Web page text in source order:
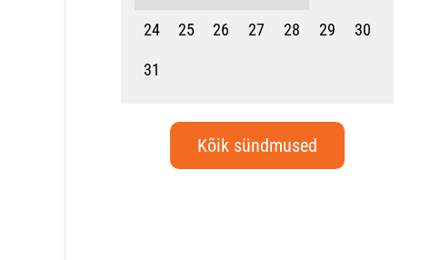
24 25 26 27 28 29 30
31
Kõik sündmused